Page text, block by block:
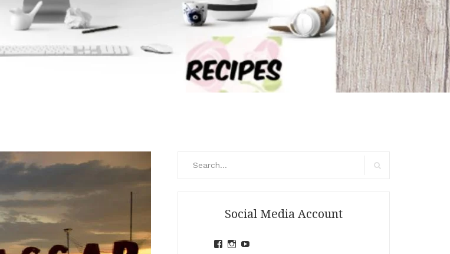
Social Media Account
ViewView